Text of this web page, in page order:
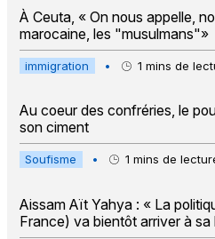
À Ceuta, « On nous appelle,
marocaine, les "musulmans"»
immigration • 1 mins de
Au coeur des confréries, le
son ciment
Soufisme • 1 mins de
Aissam Aït Yahya : « La
France) va bientôt arriver à sa